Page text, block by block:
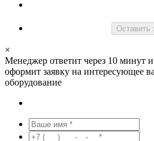
Оставить
×
Менеджер ответит через 10 минут
оформит заявку на интересующее
оборудование